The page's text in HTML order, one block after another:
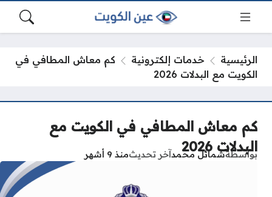
الرئيسية خدمات إلكترونية
كم معاش المطافي في
الكويت مع البدلات 2026
كم معاش المطافي في الكويت مع
البدلات 2026
بواسطةشمائل محمدآخر تحديثمنذ 9 أشهر